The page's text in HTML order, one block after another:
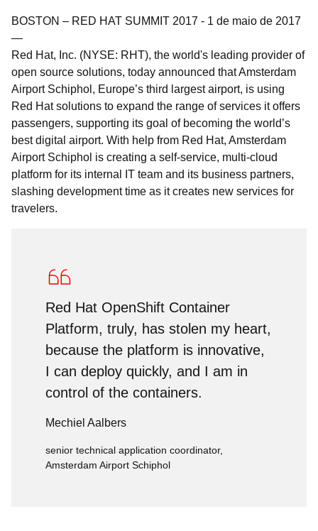
BOSTON – RED HAT SUMMIT 2017 - 1 de maio de 2017
—
Red Hat, Inc. (NYSE: RHT), the world's leading provider of
open source solutions, today announced that Amsterdam
Airport Schiphol, Europe’s third largest airport, is using
Red Hat solutions to expand the range of services it offers
passengers, supporting its goal of becoming the world’s
best digital airport. With help from Red Hat, Amsterdam
Airport Schiphol is creating a self-service, multi-cloud
platform for its internal IT team and its business partners,
slashing development time as it creates new services for
travelers.
Red Hat OpenShift Container
Platform, truly, has stolen my heart,
because the platform is innovative,
I can deploy quickly, and I am in
control of the containers.
Mechiel Aalbers
senior technical application coordinator,
Amsterdam Airport Schiphol